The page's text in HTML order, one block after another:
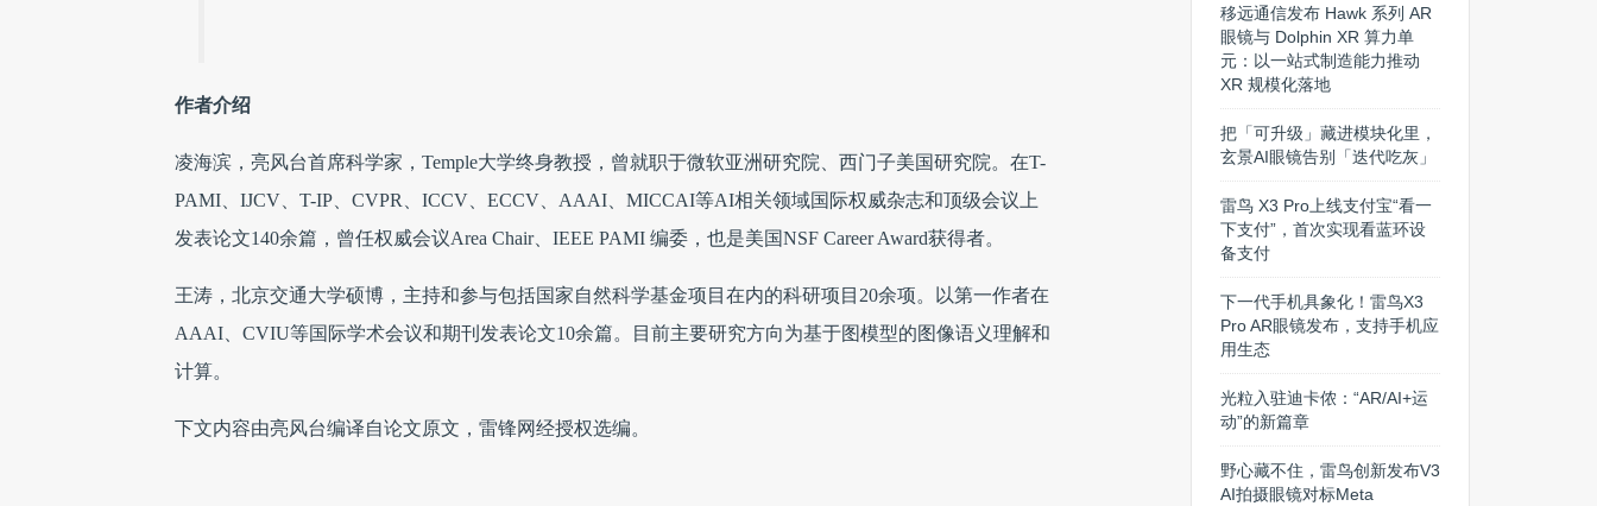
作者介绍
凌海滨，亮风台首席科学家，Temple大学终身教授，曾就职于微软亚洲研究院、西门子美国研究院。在T-
PAMI、IJCV、T-IP、CVPR、ICCV、ECCV、AAAI、MICCAI等AI相关领域国际权威杂志和顶级会议上
发表论文140余篇，曾任权威会议Area Chair、IEEE PAMI 编委，也是美国NSF Career Award获得者。
王涛，北京交通大学硕博，主持和参与包括国家自然科学基金项目在内的科研项目20余项。以第一作者在
AAAI、CVIU等国际学术会议和期刊发表论文10余篇。目前主要研究方向为基于图模型的图像语义理解和
计算。
下文内容由亮风台编译自论文原文，雷锋网经授权选编。
移远通信发布 Hawk 系列 AR
眼镜与 Dolphin XR 算力单
元：以一站式制造能力推动
XR 规模化落地
把「可升级」藏进模块化里，
玄景AI眼镜告别「迭代吃灰」
雷鸟 X3 Pro上线支付宝“看一
下支付”，首次实现看蓝环设
备支付
下一代手机具象化！雷鸟X3
Pro AR眼镜发布，支持手机应
用生态
光粒入驻迪卡侬：“AR/AI+运
动”的新篇章
野心藏不住，雷鸟创新发布V3
AI拍摄眼镜对标Meta